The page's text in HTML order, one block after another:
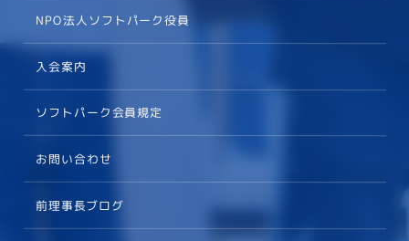
NPO法人ソフトパーク役員
入会案内
ソフトパーク会員規定
お問い合わせ
前理事長ブログ